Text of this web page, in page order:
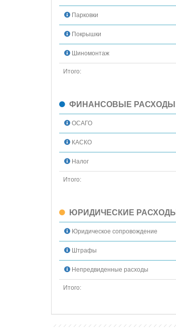
Парковки
Покрышки
Шиномонтаж
Итого:
ФИНАНСОВЫЕ РАСХОДЫ
ОСАГО
КАСКО
Налог
Итого:
ЮРИДИЧЕСКИЕ РАСХОДЫ
Юридическое сопровождение
Штрафы
Непредвиденные расходы
Итого: